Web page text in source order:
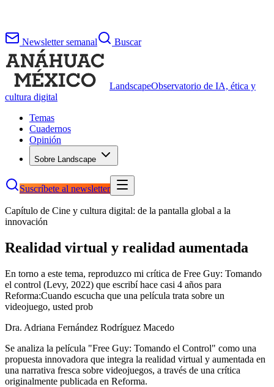
Newsletter semanal Buscar
LandscapeObservatorio de IA, ética y
cultura digital
Temas
Cuadernos
Opinión
Sobre Landscape
Suscríbete al newsletter
Capítulo de Cine y cultura digital: de la pantalla global a la
innovación
Realidad virtual y realidad aumentada
En torno a este tema, reproduzco mi crítica de Free Guy: Tomando
el control (Levy, 2022) que escribí hace casi 4 años para
Reforma:Cuando escucha que una película trata sobre un
videojuego, usted prob
Dra. Adriana Fernández Rodríguez Macedo
Se analiza la película "Free Guy: Tomando el Control" como una
propuesta innovadora que integra la realidad virtual y aumentada en
una narrativa fresca sobre videojuegos, a través de una crítica
originalmente publicada en Reforma.